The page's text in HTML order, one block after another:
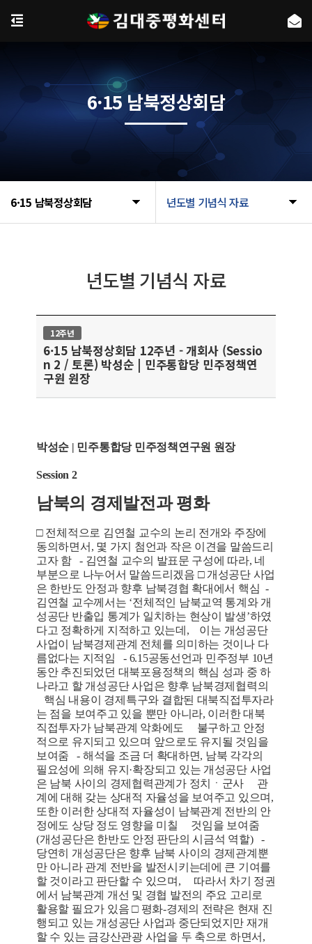
6·15 남북정상회담 년도별 기념식 자료
6·15 남북정상회담
년도별 기념식 자료
12주년
6·15 남북정상회담 12주년 - 개회사 (Sessio
n 2 / 토론) 박성순 | 민주통합당 민주정책연
구원 원장
박성순 | 민주통합당 민주정책연구원 원장
Session 2
남북의 경제발전과 평화
□ 전체적으로 김연철 교수의 논리 전개와 주장에
동의하면서, 몇 가지 첨언과 작은 이견을 말씀드리
고자 함 - 김연철 교수의 발표문 구성에 따라, 네
부분으로 나누어서 말씀드리겠음 □ 개성공단 사업
은 한반도 안정과 향후 남북경협 확대에서 핵심 -
김연철 교수께서는 ‘전체적인 남북교역 통계와 개
성공단 반출입 통계가 일치하는 현상이 발생’하였
다고 정확하게 지적하고 있는데, 이는 개성공단
사업이 남북경제관계 전체를 의미하는 것이나 다
름없다는 지적임 - 6.15공동선언과 민주정부 10년
동안 추진되었던 대북포용정책의 핵심 성과 중 하
나라고 할 개성공단 사업은 향후 남북경제협력의
핵심 내용이 경제특구와 결합된 대북직접투자라
는 점을 보여주고 있을 뿐만 아니라, 이러한 대북
직접투자가 남북관계 악화에도 불구하고 안정
적으로 유지되고 있으며 앞으로도 유지될 것임을
보여줌 - 해석을 조금 더 확대하면, 남북 각각의
필요성에 의해 유지·확장되고 있는 개성공단 사업
은 남북 사이의 경제협력관계가 정치ㆍ군사 관
계에 대해 갖는 상대적 자율성을 보여주고 있으며,
또한 이러한 상대적 자율성이 남북관계 전반의 안
정에도 상당 정도 영향을 미칠 것임을 보여줌
(개성공단은 한반도 안정 판단의 시금석 역할) -
당연히 개성공단은 향후 남북 사이의 경제관계뿐
만 아니라 관계 전반을 발전시키는데에 큰 기여를
할 것이라고 판단할 수 있으며, 따라서 차기 정권
에서 남북관계 개선 및 경협 발전의 주요 고리로
활용할 필요가 있음 □ 평화-경제의 전략은 현재 진
행되고 있는 개성공단 사업과 중단되었지만 재개
할 수 있는 금강산관광 사업을 두 축으로 하면서,